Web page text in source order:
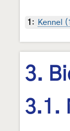
1 : Kennel
3.
3.1.